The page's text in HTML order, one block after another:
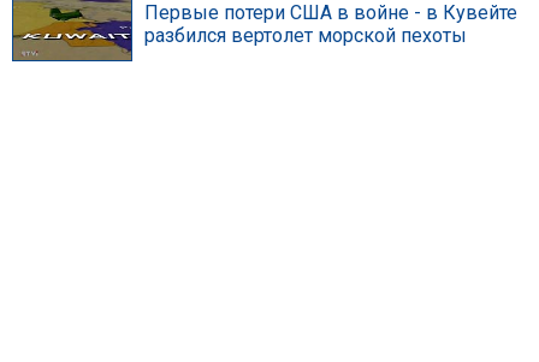
Первые потери США в войне - в Кувейте
разбился вертолет морской пехоты